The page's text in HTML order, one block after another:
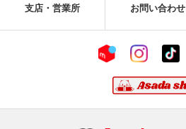
支店・営業所 お問い合わせ